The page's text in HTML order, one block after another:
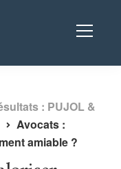
: PUJOL &
Avocats :
amiable ?